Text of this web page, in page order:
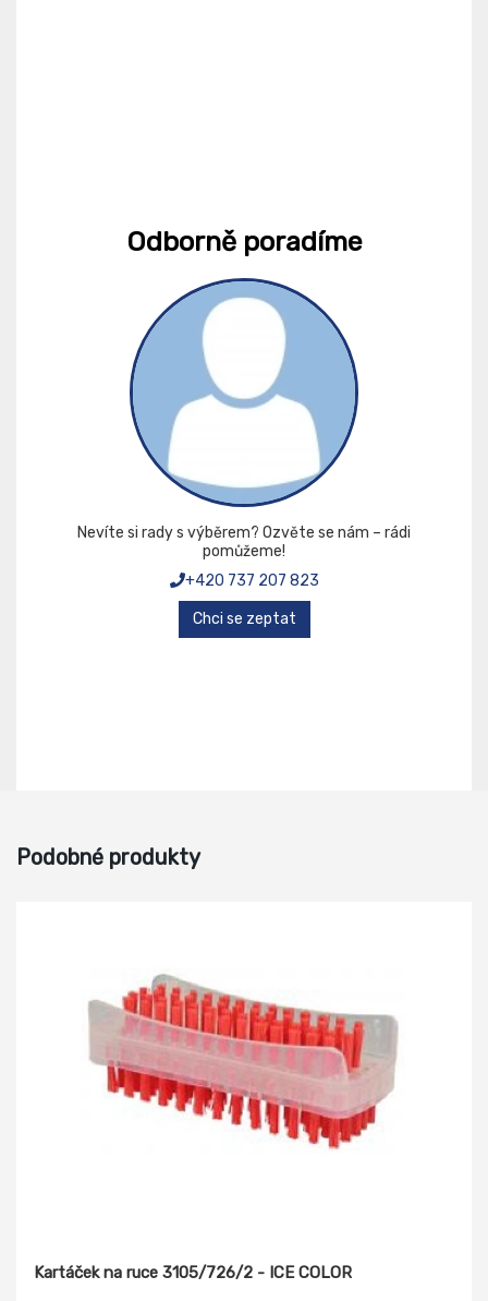
Odborně poradíme
Nevíte si rady s výběrem? Ozvěte se nám – rádi
pomůžeme!
+420 737 207 823
Chci se zeptat
Podobné produkty
Kartáček na ruce 3105/726/2 - ICE COLOR